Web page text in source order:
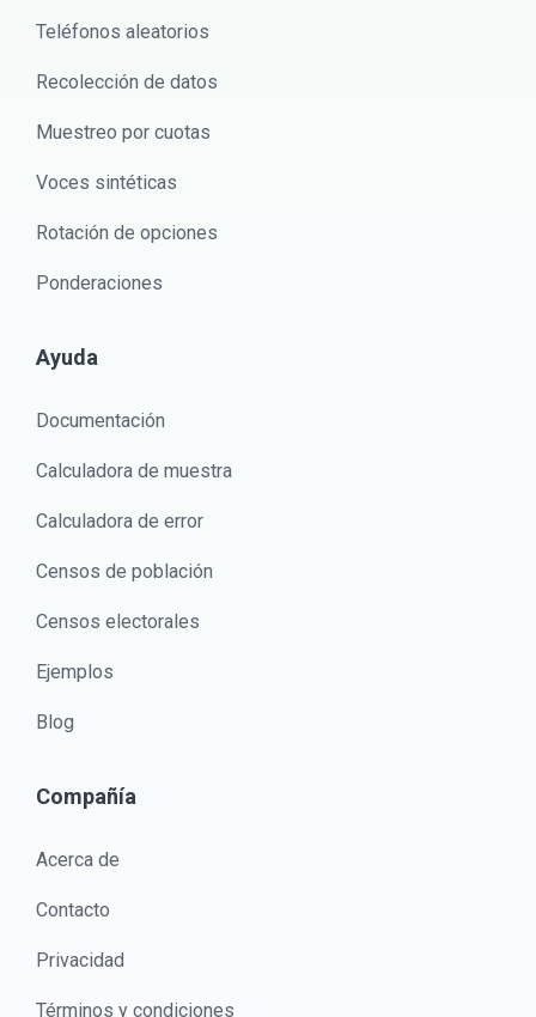
Teléfonos aleatorios
Recolección de datos
Muestreo por cuotas
Voces sintéticas
Rotación de opciones
Ponderaciones
Ayuda
Documentación
Calculadora de muestra
Calculadora de error
Censos de población
Censos electorales
Ejemplos
Blog
Compañía
Acerca de
Contacto
Privacidad
Términos y condiciones